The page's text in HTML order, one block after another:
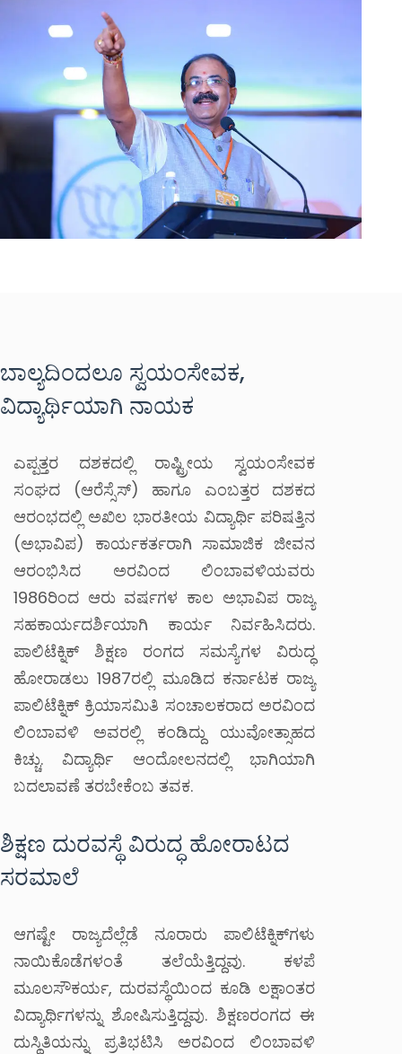
ಬಾಲ್ಯದಿಂದಲೂ ಸ್ವಯಂಸೇವಕ,
ವಿದ್ಯಾರ್ಥಿಯಾಗಿ ನಾಯಕ
ಎಪ್ಪತ್ತರ ದಶಕದಲ್ಲಿ ರಾಷ್ಟ್ರೀಯ ಸ್ವಯಂಸೇವಕ
ಸಂಘದ (ಆರೆಸ್ಸೆಸ್) ಹಾಗೂ ಎಂಬತ್ತರ ದಶಕದ
ಆರಂಭದಲ್ಲಿ ಅಖಿಲ ಭಾರತೀಯ ವಿದ್ಯಾರ್ಥಿ ಪರಿಷತ್ತಿನ
(ಅಭಾವಿಪ) ಕಾರ್ಯಕರ್ತರಾಗಿ ಸಾಮಾಜಿಕ ಜೀವನ
ಆರಂಭಿಸಿದ ಅರವಿಂದ ಲಿಂಬಾವಳಿಯವರು
1986ರಿಂದ ಆರು ವರ್ಷಗಳ ಕಾಲ ಅಭಾವಿಪ ರಾಜ್ಯ
ಸಹಕಾರ್ಯದರ್ಶಿಯಾಗಿ ಕಾರ್ಯ ನಿರ್ವಹಿಸಿದರು.
ಪಾಲಿಟೆಕ್ನಿಕ್ ಶಿಕ್ಷಣ ರಂಗದ ಸಮಸ್ಯೆಗಳ ವಿರುದ್ಧ
ಹೋರಾಡಲು 1987ರಲ್ಲಿ ಮೂಡಿದ ಕರ್ನಾಟಕ ರಾಜ್ಯ
ಪಾಲಿಟೆಕ್ನಿಕ್ ಕ್ರಿಯಾಸಮಿತಿ ಸಂಚಾಲಕರಾದ ಅರವಿಂದ
ಲಿಂಬಾವಳಿ ಅವರಲ್ಲಿ ಕಂಡಿದ್ದು ಯುವೋತ್ಸಾಹದ
ಕಿಚ್ಚು. ವಿದ್ಯಾರ್ಥಿ ಆಂದೋಲನದಲ್ಲಿ ಭಾಗಿಯಾಗಿ
ಬದಲಾವಣೆ ತರಬೇಕೆಂಬ ತವಕ.
ಶಿಕ್ಷಣ ದುರವಸ್ಥೆ ವಿರುದ್ಧ ಹೋರಾಟದ
ಸರಮಾಲೆ
ಆಗಷ್ಟೇ ರಾಜ್ಯದೆಲ್ಲೆಡೆ ನೂರಾರು ಪಾಲಿಟೆಕ್ನಿಕ್‌ಗಳು
ನಾಯಿಕೊಡೆಗಳಂತೆ ತಲೆಯೆತ್ತಿದ್ದವು. ಕಳಪೆ
ಮೂಲಸೌಕರ್ಯ, ದುರವಸ್ಥೆಯಿಂದ ಕೂಡಿ ಲಕ್ಷಾಂತರ
ವಿದ್ಯಾರ್ಥಿಗಳನ್ನು ಶೋಷಿಸುತ್ತಿದ್ದವು. ಶಿಕ್ಷಣರಂಗದ ಈ
ದುಸ್ಥಿತಿಯನ್ನು ಪ್ರತಿಭಟಿಸಿ ಅರವಿಂದ ಲಿಂಬಾವಳಿ